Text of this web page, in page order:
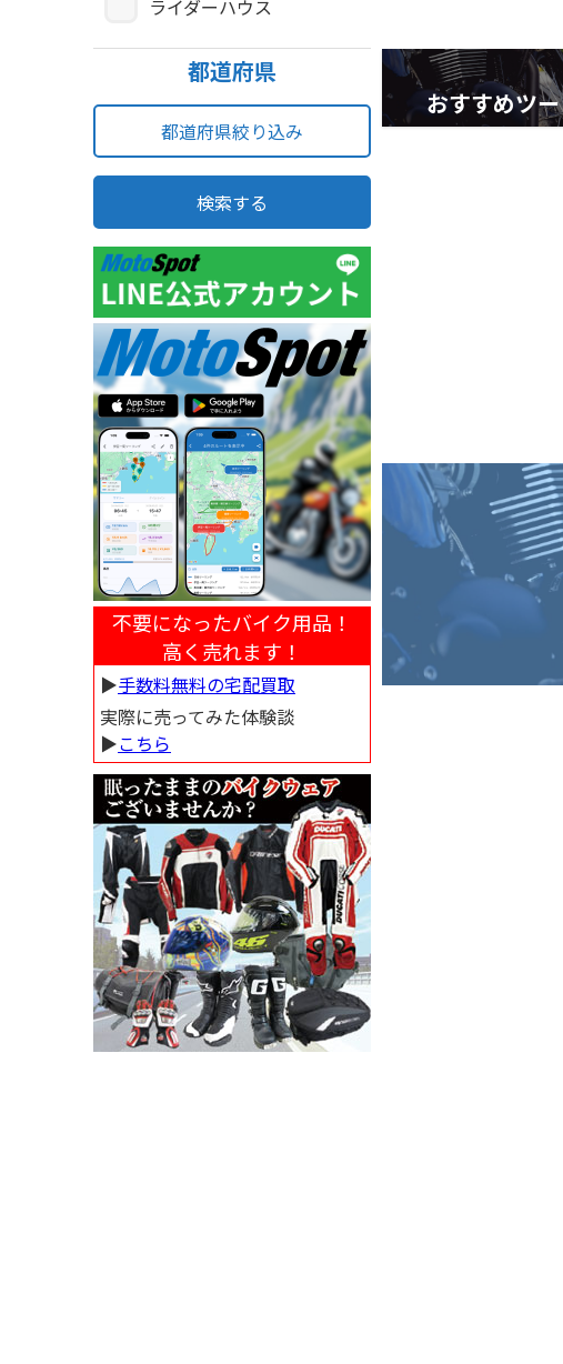
ライダーハウス
都道府県
都道府県絞り込み
検索する
不要になったバイク用品！
高く売れます！
▶︎手数料無料の宅配買取
実際に売ってみた体験談
▶︎こちら
おすすめツ